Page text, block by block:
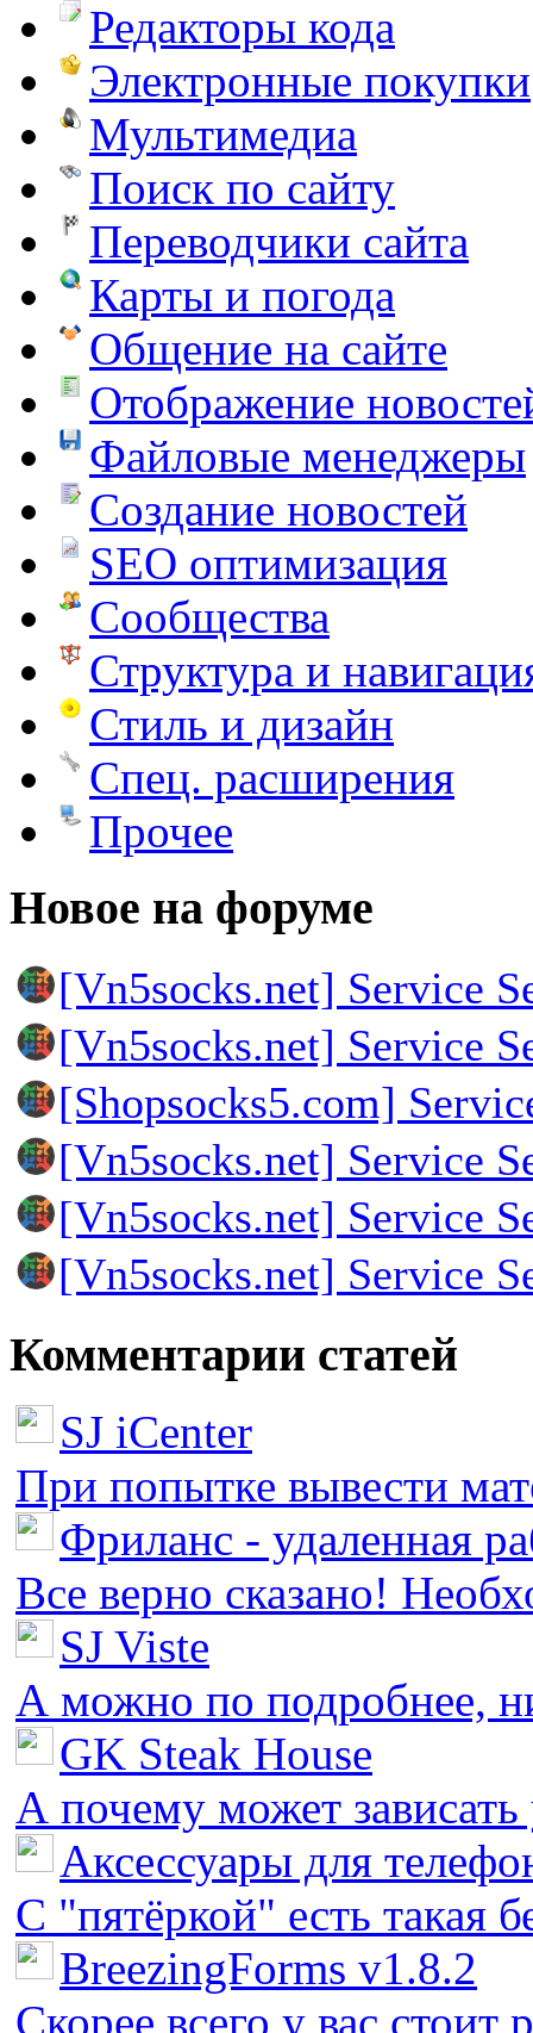
Редакторы кода
Электронные покупки
Мультимедиа
Поиск по сайту
Переводчики сайта
Карты и погода
Общение на сайте
Отображение
Файловые менеджеры
Создание новостей
SEO оптимизация
Сообщества
Структура и
Стиль и дизайн
Спец. расширения
Прочее
Новое на форуме
[Vn5socks.net] Service
[Vn5socks.net] Service
[Shopsocks5.com]
[Vn5socks.net] Service
[Vn5socks.net] Service
[Vn5socks.net] Service
Комментарии статей
SJ iCenter
При попытке вывести
Фриланс - удаленная
Все верно сказано!
SJ Viste
А можно по подробнее,
GK Steak House
А почему может зависать
Аксессуары для
С "пятёркой" есть такая
BreezingForms v1.8.2
Скорее всего у вас стоит